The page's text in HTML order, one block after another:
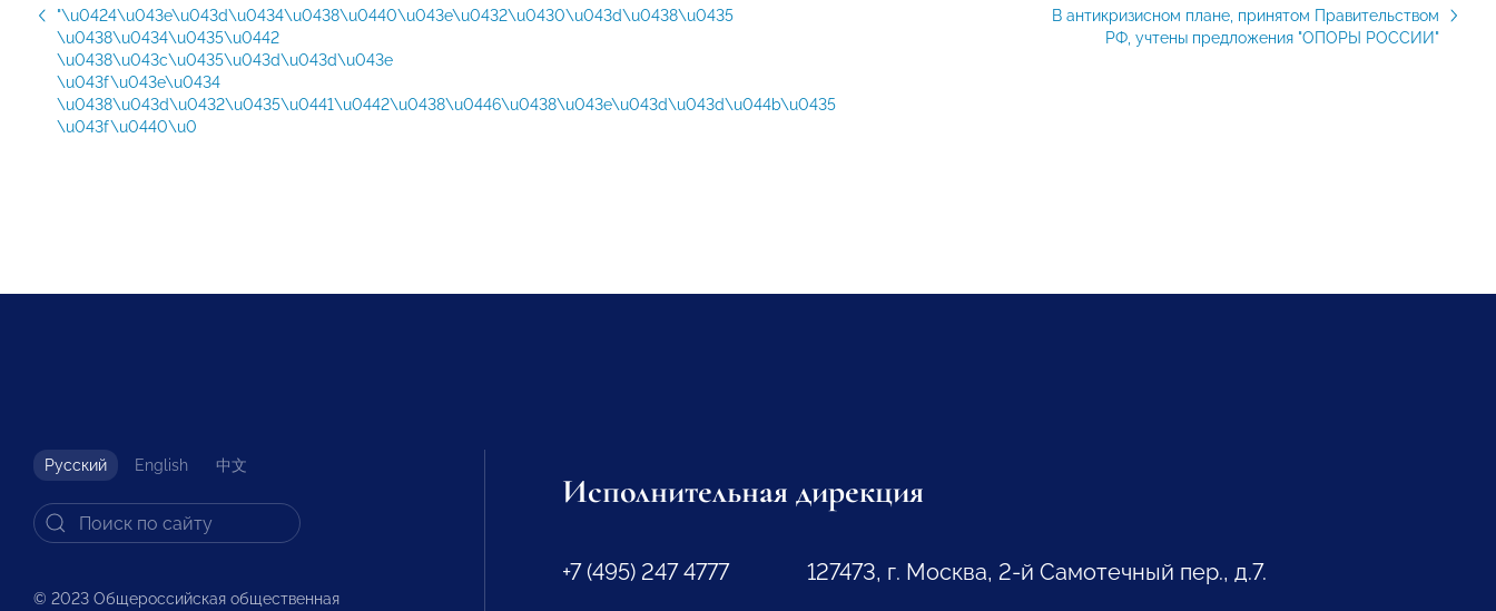
"\u0424\u043e\u043d\u0434\u0438\u0440\u043e\u0432\u0430\u043d\u0438\u0435
\u0438\u0434\u0435\u0442
\u0438\u043c\u0435\u043d\u043d\u043e
\u043f\u043e\u0434
\u0438\u043d\u0432\u0435\u0441\u0442\u0438\u0446\u0438\u043e\u043d\u043d\u044b\u0435
\u043f\u0440\u0
В антикризисном плане, принятом Правительством
РФ, учтены предложения "ОПОРЫ РОССИИ"
Русский English 中文
© 2023 Общероссийская общественная
Исполнительная дирекция
+7 (495) 247 4777
127473, г. Москва, 2-й Самотечный пер., д.7.